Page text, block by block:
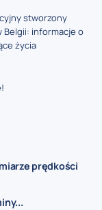
stworzony
Belgii: informacje o
życia
prędkości